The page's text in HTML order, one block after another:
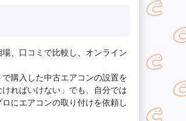
、口コミで比較し、オンライン
購入した中古エアコンの設置を
ればいけない」でも、自分では
にエアコンの取り付けを依頼し